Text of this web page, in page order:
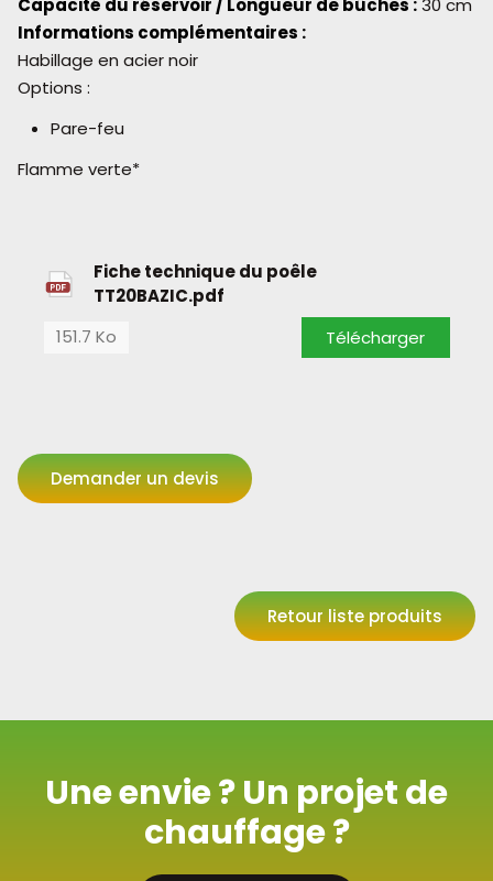
Capacité du réservoir / Longueur de bûches :30 cm
Informations complémentaires :
Habillage en acier noir
Options :
Pare-feu
Flamme verte*
Fiche technique du poêle
TT20BAZIC.pdf
151.7 Ko
Télécharger
Demander un devis
Retour liste produits
Une envie ? Un projet de
chauffage ?